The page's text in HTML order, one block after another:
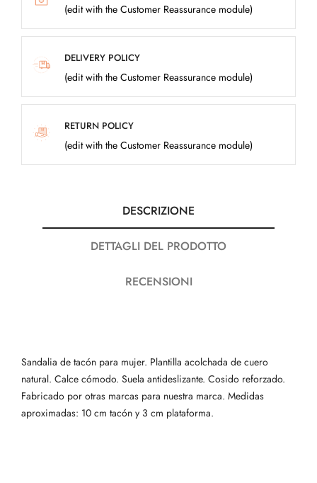
(edit with the Customer Reassurance module)
DELIVERY POLICY
(edit with the Customer Reassurance module)
RETURN POLICY
(edit with the Customer Reassurance module)
DESCRIZIONE
DETTAGLI DEL PRODOTTO
RECENSIONI
Sandalia de tacón para mujer. Plantilla acolchada de cuero
natural. Calce cómodo. Suela antideslizante. Cosido reforzado.
Fabricado por otras marcas para nuestra marca. Medidas
aproximadas: 10 cm tacón y 3 cm plataforma.